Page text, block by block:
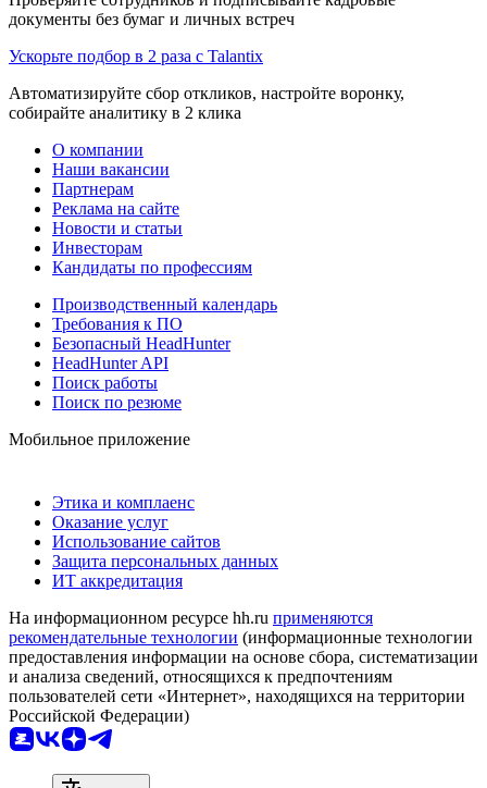
документы без бумаг и личных встреч
Ускорьте подбор в 2 раза с Talantix
Автоматизируйте сбор откликов, настройте воронку,
собирайте аналитику в 2 клика
О компании
Наши вакансии
Партнерам
Реклама на сайте
Новости и статьи
Инвесторам
Кандидаты по профессиям
Производственный календарь
Требования к ПО
Безопасный HeadHunter
HeadHunter API
Поиск работы
Поиск по резюме
Мобильное приложение
Этика и комплаенс
Оказание услуг
Использование сайтов
Защита персональных данных
ИТ аккредитация
На информационном ресурсе hh.ru применяются
рекомендательные технологии (информационные технологии
предоставления информации на основе сбора, систематизации
и анализа сведений, относящихся к предпочтениям
пользователей сети «Интернет», находящихся на территории
Российской Федерации)